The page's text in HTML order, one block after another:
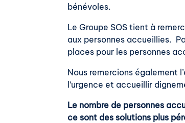
bénévoles.
Le Groupe SOS tient à
aux personnes accueillies.
places pour les personnes
Nous remercions également
l’urgence et accueillir
Le nombre de personnes
ce sont des solutions plus